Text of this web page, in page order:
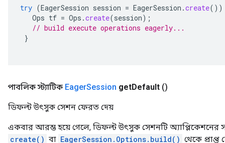
try (EagerSession session = EagerSession .create())
Ops tf = Ops .create(session);
// build execute operations eagerly...
}
পাবলিক স্ট্যাটিক EagerSession getDefault ()
ডিফল্ট উৎসুক সেশন ফেরত দেয়
একবার আরম্ভ হয়ে গেলে, ডিফল্ট উৎসুক সেশনটি অ্যাপ্লিকেশনের
create() বা EagerSession.Options.build() থেকে